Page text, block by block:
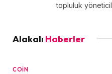
topluluk
Alakalı Haberler
COIN